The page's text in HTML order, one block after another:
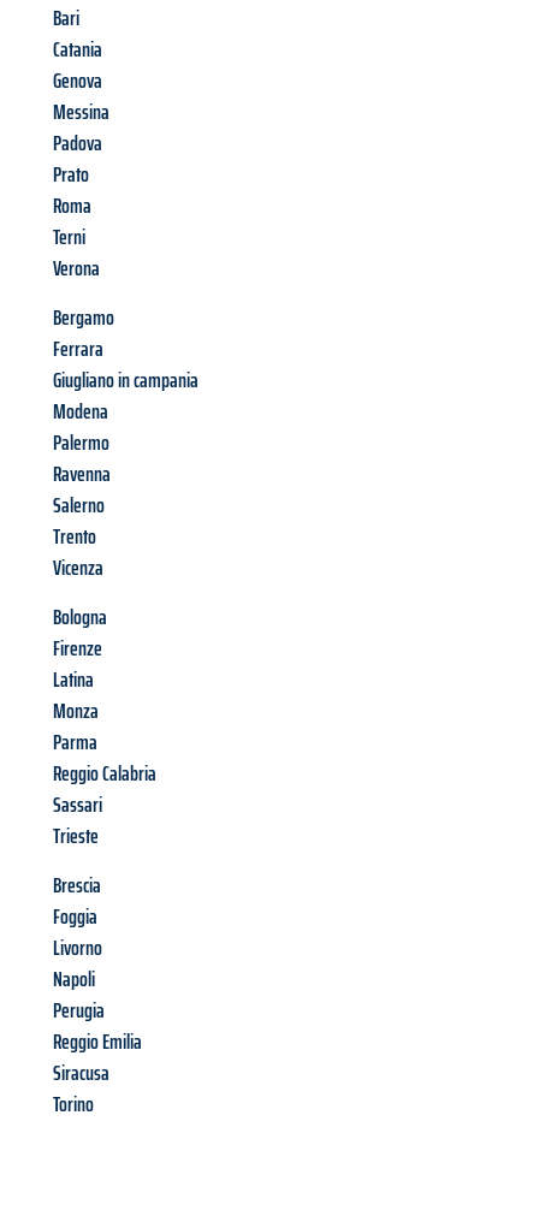
Bari
Catania
Genova
Messina
Padova
Prato
Roma
Terni
Verona
Bergamo
Ferrara
Giugliano in campania
Modena
Palermo
Ravenna
Salerno
Trento
Vicenza
Bologna
Firenze
Latina
Monza
Parma
Reggio Calabria
Sassari
Trieste
Brescia
Foggia
Livorno
Napoli
Perugia
Reggio Emilia
Siracusa
Torino